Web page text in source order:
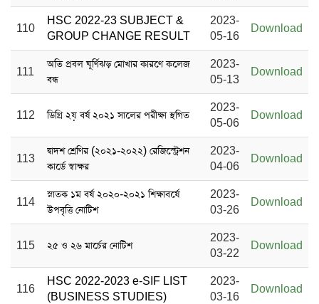
110
HSC 2022-23 SUBJECT &
GROUP CHANGE RESULT
2023-
05-16
Download
111
অতি প্রবল ঘূর্ণিঝড় মোখার কারণে কলেজ
বন্ধ
2023-
05-13
Download
112 ডিগ্রি ২য় বর্ষ ২০২১ সালের পরীক্ষা স্থগিত
2023-
05-06
Download
113
দ্বাদশ শ্রেণির (২০২১-২০২২) রেজিস্ট্রেশন
কার্ডে স্বাক্ষর
2023-
04-06
Download
114
স্নাতক ১ম বর্ষ ২০২০-২০২১ শিক্ষাবর্ষে
উপবৃত্তি নোটিশ
2023-
03-26
Download
115 ২৫ ও ২৬ মার্চের নোটিশ
2023-
03-22
Download
116
HSC 2022-2023 e-SIF LIST
(BUSINESS STUDIES)
2023-
03-16
Download